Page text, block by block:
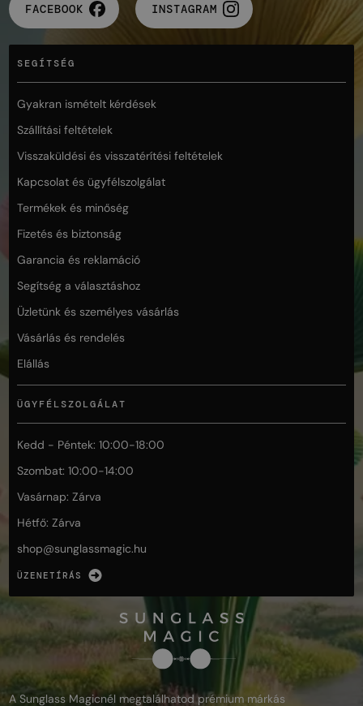
FACEBOOK INSTAGRAM
SEGÍTSÉG
Gyakran ismételt kérdések
Szállítási feltételek
Visszaküldési és visszatérítési feltételek
Kapcsolat és ügyfélszolgálat
Termékek és minőség
Fizetés és biztonság
Garancia és reklamáció
Segítség a választáshoz
Üzletünk és személyes vásárlás
Vásárlás és rendelés
Elállás
ÜGYFÉLSZOLGÁLAT
Kedd - Péntek: 10:00-18:00
Szombat: 10:00-14:00
Vasárnap: Zárva
Hétfő: Zárva
shop@sunglassmagic.hu
ÜZENETÍRÁS
A Sunglass Magicnél megtalálhatod prémium márkás